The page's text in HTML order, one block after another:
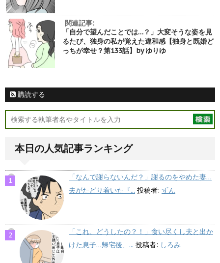
関連記事:
「自分で望んだことでは…？」大変そうな姿を見
るたび、独身の私が覚えた違和感【独身と既婚ど
っちが幸せ？第133話】by ゆりゆ
購読する
本日の人気記事ランキング
「なんで謝らないんだ？」謝るのをやめた妻…
夫がたどり着いた『... 投稿者: ずん
「これ、どうしたの？！」食い尽くし夫と出か
けた息子…帰宅後、... 投稿者: しろみ